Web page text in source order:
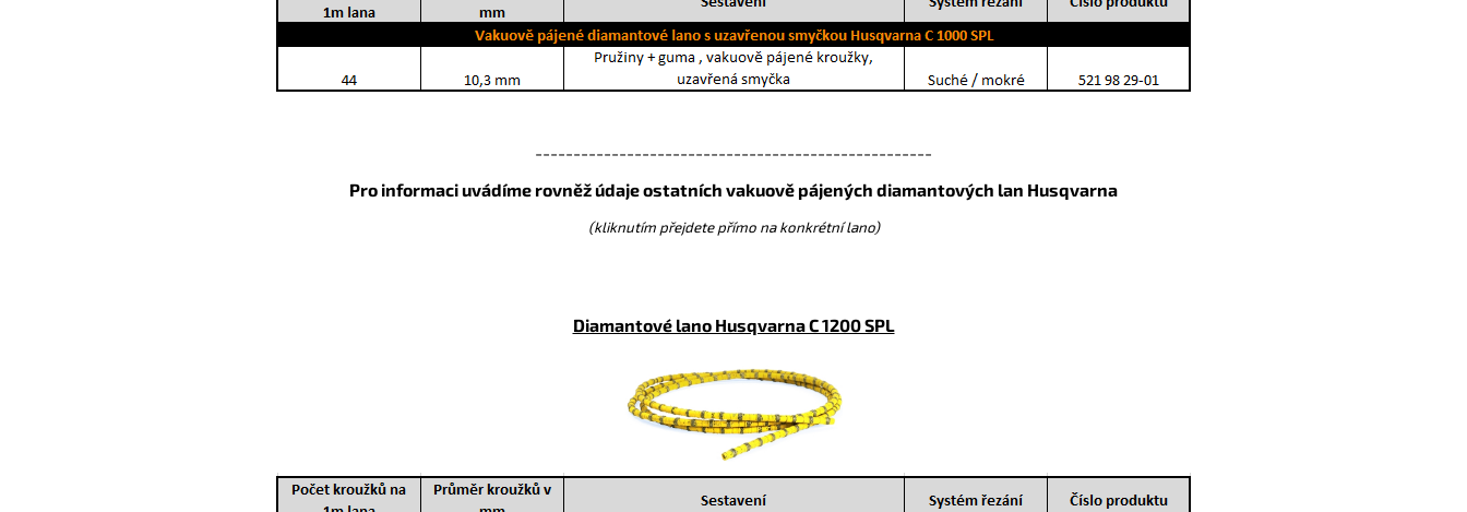
----------------------------------------------------
Pro informaci uvádíme rovněž údaje ostatních vakuově pájených diamantových lan Husqvarna
(kliknutím přejdete přímo na konkrétní lano)
Diamantové lano Husqvarna C 1200 SPL